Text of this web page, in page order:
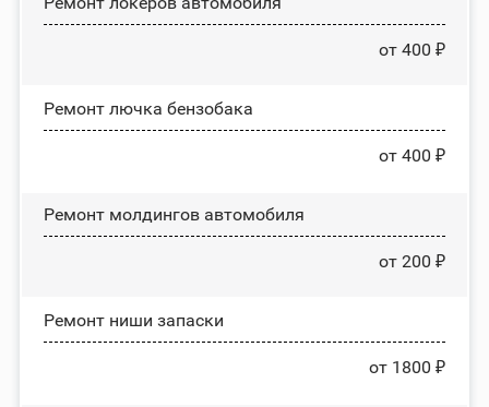
от 400 ₽
Ремонт лючка бензобака
от 400 ₽
Ремонт молдингов автомобиля
от 200 ₽
Ремонт ниши запаски
от 1800 ₽